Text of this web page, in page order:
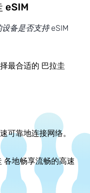
eSIM
备是否支持 eSIM
最合适的 巴拉圭
可靠地连接网络。
各地畅享流畅的高速